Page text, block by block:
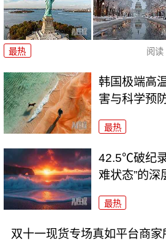
最热 阅读
韩国极端高
害与科学预
最热
42.5℃破纪
难状态”的深
最热
双十一现货专场真如平台商家